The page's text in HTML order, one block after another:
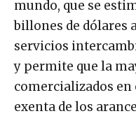
mundo, que se
billones de dólares
servicios
y permite que la
comercializados en
exenta de los